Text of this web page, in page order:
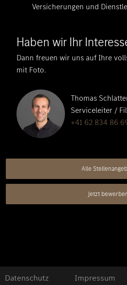
Versicherungen und
Haben wir Ihr
Dann freuen wir uns auf Ihre
mit Foto.
Thomas
Serviceleiter /
+41 62 834 86
Alle
Jetzt
Datenschutz Impressum